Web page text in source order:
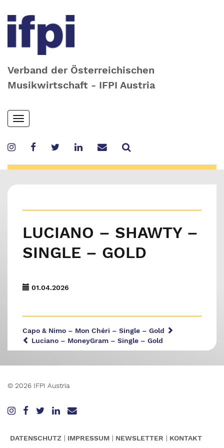
Verband der Österreichischen
Musikwirtschaft - IFPI Austria
Skip
to
content
Toggle
navigation
LUCIANO – SHAWTY –
SINGLE – GOLD
01.04.2026
Capo & Nimo – Mon Chéri – Single – Gold
Luciano – MoneyGram – Single – Gold
© 2026 IFPI Austria
DATENSCHUTZ IMPRESSUM NEWSLETTER KONTAKT